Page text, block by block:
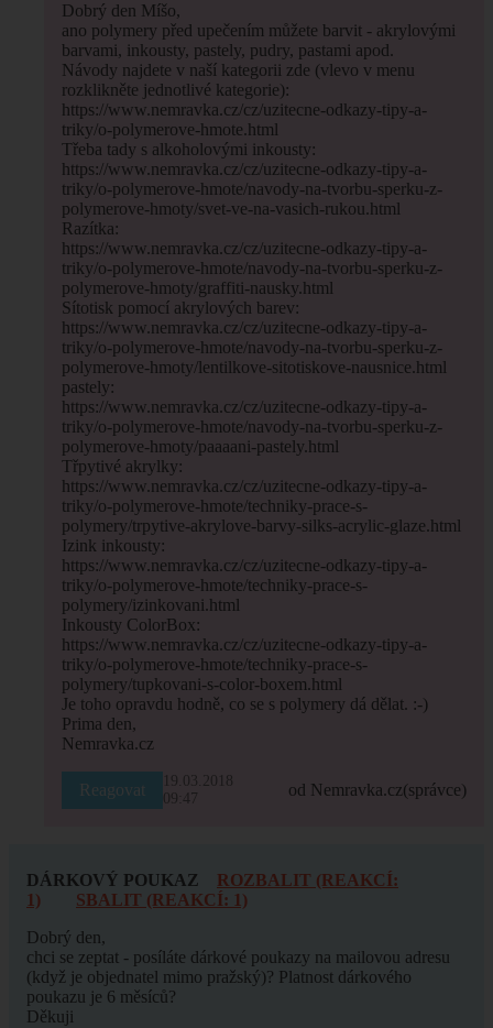
Dobrý den Míšo,
ano polymery před upečením můžete barvit - akrylovými
barvami, inkousty, pastely, pudry, pastami apod.
Návody najdete v naší kategorii zde (vlevo v menu
rozklikněte jednotlivé kategorie):
https://www.nemravka.cz/cz/uzitecne-odkazy-tipy-a-
triky/o-polymerove-hmote.html
Třeba tady s alkoholovými inkousty:
https://www.nemravka.cz/cz/uzitecne-odkazy-tipy-a-
triky/o-polymerove-hmote/navody-na-tvorbu-sperku-z-
polymerove-hmoty/svet-ve-na-vasich-rukou.html
Razítka:
https://www.nemravka.cz/cz/uzitecne-odkazy-tipy-a-
triky/o-polymerove-hmote/navody-na-tvorbu-sperku-z-
polymerove-hmoty/graffiti-nausky.html
Sítotisk pomocí akrylových barev:
https://www.nemravka.cz/cz/uzitecne-odkazy-tipy-a-
triky/o-polymerove-hmote/navody-na-tvorbu-sperku-z-
polymerove-hmoty/lentilkove-sitotiskove-nausnice.html
pastely:
https://www.nemravka.cz/cz/uzitecne-odkazy-tipy-a-
triky/o-polymerove-hmote/navody-na-tvorbu-sperku-z-
polymerove-hmoty/paaaani-pastely.html
Třpytivé akrylky:
https://www.nemravka.cz/cz/uzitecne-odkazy-tipy-a-
triky/o-polymerove-hmote/techniky-prace-s-
polymery/trpytive-akrylove-barvy-silks-acrylic-glaze.html
Izink inkousty:
https://www.nemravka.cz/cz/uzitecne-odkazy-tipy-a-
triky/o-polymerove-hmote/techniky-prace-s-
polymery/izinkovani.html
Inkousty ColorBox:
https://www.nemravka.cz/cz/uzitecne-odkazy-tipy-a-
triky/o-polymerove-hmote/techniky-prace-s-
polymery/tupkovani-s-color-boxem.html
Je toho opravdu hodně, co se s polymery dá dělat. :-)
Prima den,
Nemravka.cz
Reagovat
19.03.2018
09:47
od Nemravka.cz(správce)
DÁRKOVÝ POUKAZ
ROZBALIT (REAKCÍ:
1)
SBALIT (REAKCÍ: 1)
Dobrý den,
chci se zeptat - posíláte dárkové poukazy na mailovou adresu
(když je objednatel mimo pražský)? Platnost dárkového
poukazu je 6 měsíců?
Děkuji